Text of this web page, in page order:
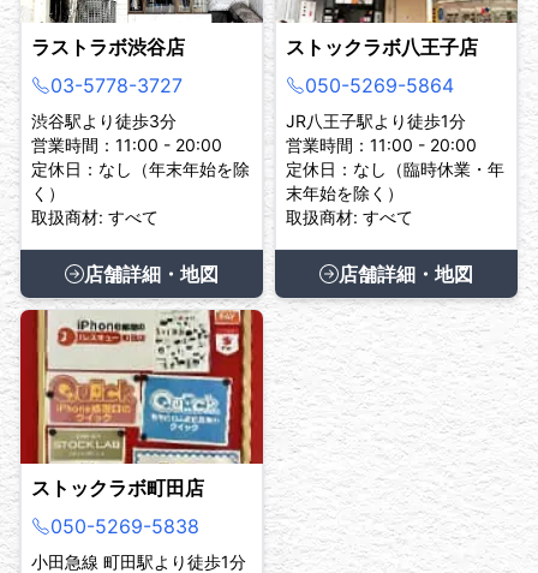
ラストラボ渋谷店
03-5778-3727
渋谷駅より徒歩3分
営業時間：11:00 - 20:00
定休日：なし（年末年始を除
く）
取扱商材: すべて
店舗詳細・地図
ストックラボ八王子店
050-5269-5864
JR八王子駅より徒歩1分
営業時間：11:00 - 20:00
定休日：なし（臨時休業・年
末年始を除く）
取扱商材: すべて
店舗詳細・地図
ストックラボ町田店
050-5269-5838
小田急線 町田駅より徒歩1分